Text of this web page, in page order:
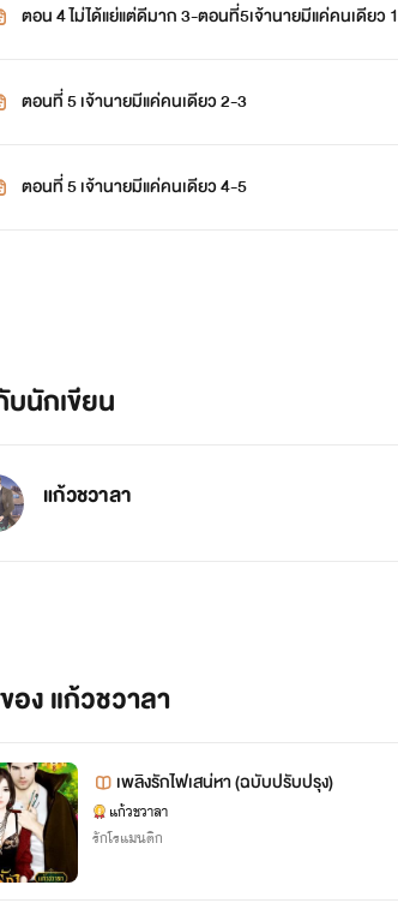
ตอน 4 ไม่ได้แย่แต่ดีมาก 3-ตอนที่5เจ้านายมีแค่คนเดียว 1
ตอนที่ 5 เจ้านายมีแค่คนเดียว 2-3
ตอนที่ 5 เจ้านายมีแค่คนเดียว 4-5
บนักเขียน
แก้วชวาลา
อง แก้วชวาลา
เพลิงรักไฟเสน่หา (ฉบับปรับปรุง)
แก้วชวาลา
รักโรแมนติก